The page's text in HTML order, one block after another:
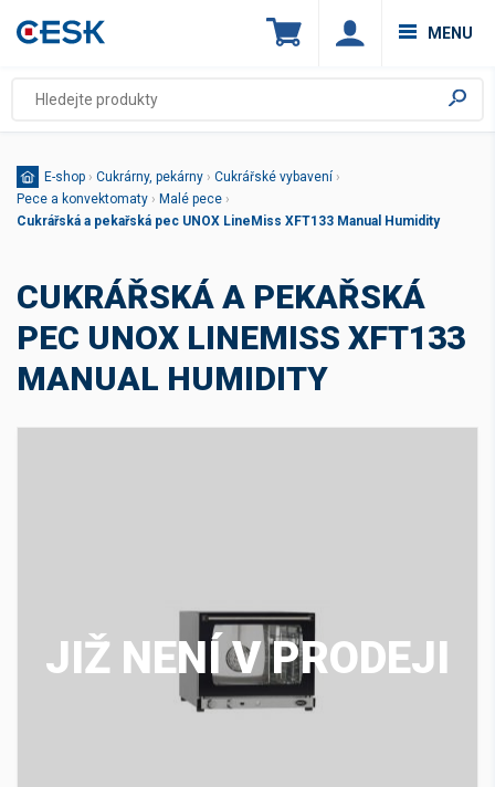
MENU
E-shop › Cukrárny, pekárny › Cukrářské vybavení ›
Pece a konvektomaty › Malé pece ›
Cukrářská a pekařská pec UNOX LineMiss XFT133 Manual Humidity
CUKRÁŘSKÁ A PEKAŘSKÁ
PEC UNOX LINEMISS XFT133
MANUAL HUMIDITY
JIŽ NENÍ V PRODEJI